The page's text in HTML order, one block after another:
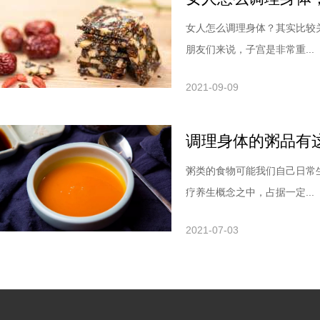
女人怎么调理身体？其实比
朋友们来说，子宫是非常重...
2021-09-09
调理身体的粥品有
粥类的食物可能我们自己日
疗养生概念之中，占据一定...
2021-07-03